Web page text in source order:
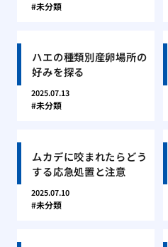
未分類
ハエの種類別産卵場所の
好みを探る
2025.07.13
未分類
ムカデに咬まれたらどう
する応急処置と注意
2025.07.10
未分類